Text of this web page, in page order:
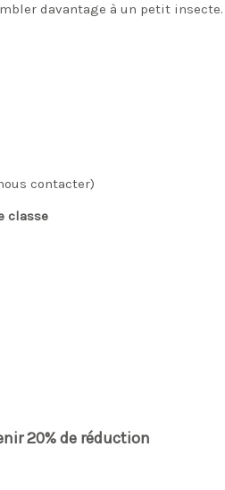
davantage à un petit insecte.
contacter)
classe
20% de réduction